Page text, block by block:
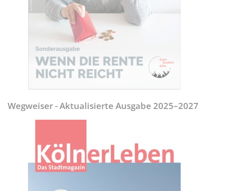
Wegweiser - Aktualisierte Ausgabe 2025–2027